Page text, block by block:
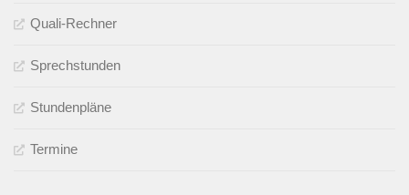
Quali-Rechner
Sprechstunden
Stundenpläne
Termine